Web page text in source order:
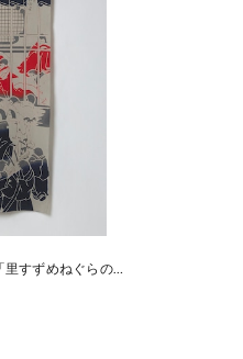
注染手ぬぐい 「里すずめねぐらの仮宿」 [D70]